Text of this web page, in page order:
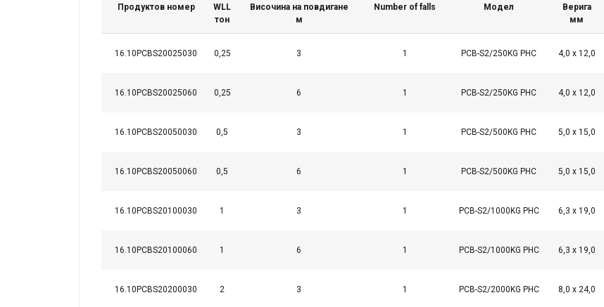
Продуктов номер
WLL
тон
Височина на повдигане
м
Number of falls Модел
Верига
мм
16.10PCBS20025030 0,25 3 1 PCB-S2/250KG PHC 4,0 x 12,0
16.10PCBS20025060 0,25 6 1 PCB-S2/250KG PHC 4,0 x 12,0
16.10PCBS20050030 0,5 3 1 PCB-S2/500KG PHC 5,0 x 15,0
16.10PCBS20050060 0,5 6 1 PCB-S2/500KG PHC 5,0 x 15,0
16.10PCBS20100030 1 3 1 PCB-S2/1000KG PHC 6,3 x 19,0
16.10PCBS20100060 1 6 1 PCB-S2/1000KG PHC 6,3 x 19,0
16.10PCBS20200030 2 3 1 PCB-S2/2000KG PHC 8,0 x 24,0
Материал:
Работна температура: